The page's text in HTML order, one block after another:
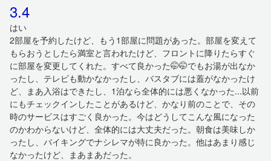
3.4
はい
2部屋を予約したけど、もう1部屋に問題があった。部屋を変えて
もらおうとしたら満室と言われたけど、フロントに降りたらすぐ
に部屋を変更してくれた。すべて良かった🤭🤭でもお湯が出なか
ったし、テレビも動かなかったし、バスタブには蓋がなかったけ
ど、まあ入浴はできたし、1泊なら全体的には悪くなかった...以前
にもチェックインしたことがあるけど、かなり前のことで、その
時のサービスはすごく良かった。今はどうしてこんな風になった
のかわからないけど、全体的には大丈夫だった。朝食は美味しか
ったし、バイキングでナシレマが特に良かった。他はあまり感じ
なかったけど、まあまあだった。